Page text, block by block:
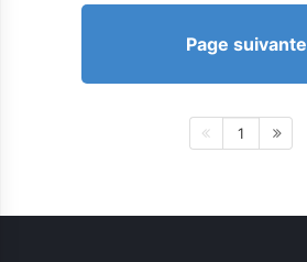
Page suivante
1